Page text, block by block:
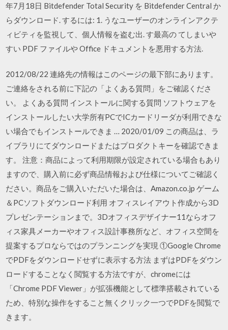
年7月18日 Bitdefender Total Security を Bitdefender Central か
らダウンロード. するには: 1. うなユーザーのオンラインアクテ
ィビティを監視して、個人情報を盗む出. す最高の てしまいや
すい PDF ファイルや Office ドキュメントを悪用する方法.
2012/08/22 連絡先の情報はこのページの最下部にあります。
ご連絡をされる前に下記の「よくある質問」をご確認くださ
い。 よくある質問 インストールに関する質問 ソフトウェアを
インストールしたい大学所有PCでICカードリーダが利用できな
い場合でもインストールできま … 2020/01/09 この商品は、ラ
イブラリにてダウンロードまたはプロダクトキーを確認できま
す。 注意：商品によって利用期限が設定されている場合もあり
ますので、購入前に必ず商品情報および仕様についてご確認く
ださい。商品をご購入いただいた場合は、Amazon.co.jp ゲーム
＆PCソフトダウンロード利用 オフィスレイアウト作成から3D
プレゼンテーションまで。3Dオフィスデザイナー11ならオフ
ィス家具メーカーやオフィス設計事務所など、オフィス空間を
提案するプロならではのプランニングを実現 ①Google Chrome
でPDFをダウンロードせずに表示する方法 まずはPDFをダウン
ロードすることなく閲覧する方法ですが、chromeには
「Chrome PDF Viewer」が拡張機能として標準搭載されている
ため、特別な操作をすること無くクリック一つでPDFを閲覧で
きます。